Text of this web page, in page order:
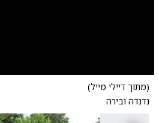
(מתוך דיילי מייל)
נדנדה ובירה